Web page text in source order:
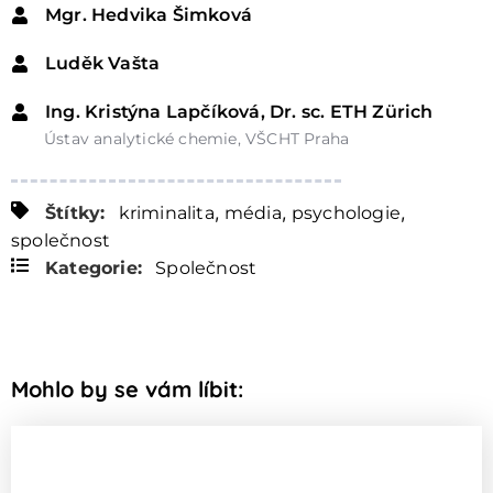
Mgr. Hedvika Šimková
Luděk Vašta
Ing. Kristýna Lapčíková, Dr. sc. ETH Zürich
Ústav analytické chemie, VŠCHT Praha
Štítky: kriminalita, média, psychologie,
společnost
Kategorie:
Společnost
Mohlo by se vám líbit: